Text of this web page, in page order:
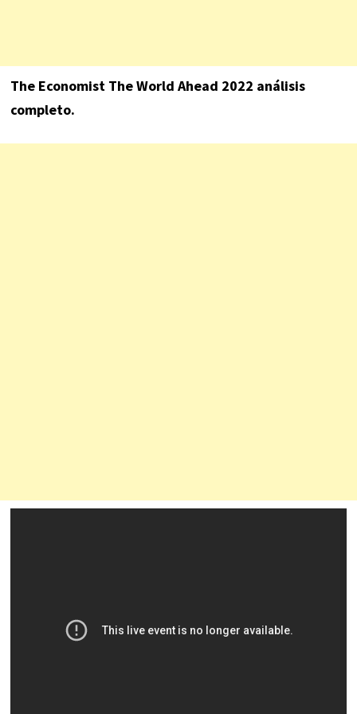
The Economist The World Ahead 2022 análisis
completo.